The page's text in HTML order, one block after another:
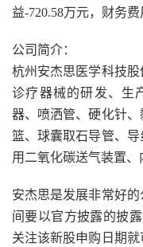
益-720.58万元，财务费
公司简介：
杭州安杰思医学科技
诊疗器械的研发、生
器、喷洒管、硬化针
篮、球囊取石导管、
用二氧化碳送气装置、
安杰思是发展非常好
间要以官方披露的披
关注该新股申购日期